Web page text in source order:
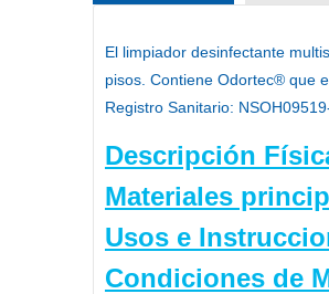
El limpiador desinfectante
pisos. Contiene Odortec® que
Registro Sanitario:
Descripción
Materiales
Usos e
Condiciones de